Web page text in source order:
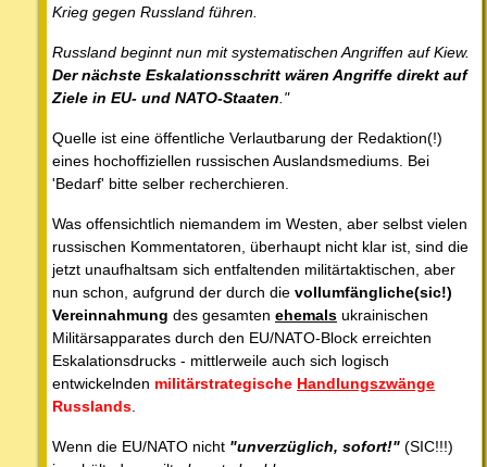
Krieg gegen Russland führen.
Russland beginnt nun mit systematischen Angriffen auf Kiew.
Der nächste Eskalationsschritt wären Angriffe direkt auf
Ziele in EU- und NATO-Staaten."
Quelle ist eine öffentliche Verlautbarung der Redaktion(!)
eines hochoffiziellen russischen Auslandsmediums. Bei
'Bedarf' bitte selber recherchieren.
Was offensichtlich niemandem im Westen, aber selbst vielen
russischen Kommentatoren, überhaupt nicht klar ist, sind die
jetzt unaufhaltsam sich entfaltenden militärtaktischen, aber
nun schon, aufgrund der durch die vollumfängliche(sic!)
Vereinnahmung des gesamten ehemals ukrainischen
Militärsapparates durch den EU/NATO-Block erreichten
Eskalationsdrucks - mittlerweile auch sich logisch
entwickelnden militärstrategische Handlungszwänge
Russlands.
Wenn die EU/NATO nicht "unverzüglich, sofort!" (SIC!!!)